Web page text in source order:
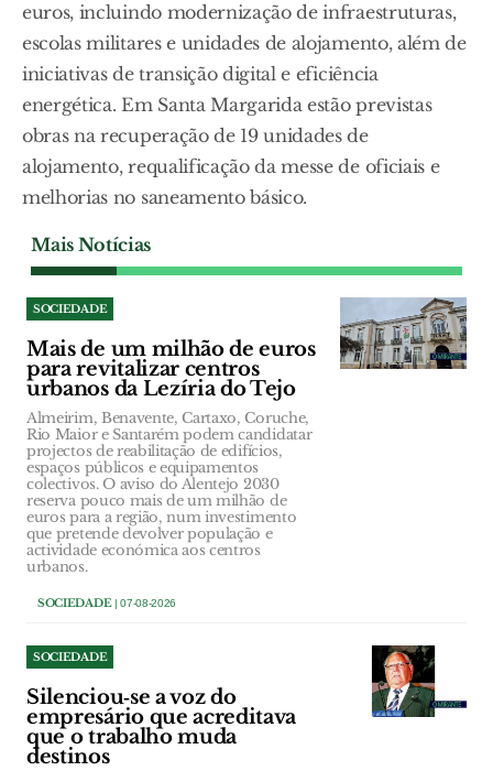
euros, incluindo modernização de infraestruturas,
escolas militares e unidades de alojamento, além de
iniciativas de transição digital e eficiência
energética. Em Santa Margarida estão previstas
obras na recuperação de 19 unidades de
alojamento, requalificação da messe de oficiais e
melhorias no saneamento básico.
Mais Notícias
SOCIEDADE
Mais de um milhão de euros
para revitalizar centros
urbanos da Lezíria do Tejo
Almeirim, Benavente, Cartaxo, Coruche,
Rio Maior e Santarém podem candidatar
projectos de reabilitação de edifícios,
espaços públicos e equipamentos
colectivos. O aviso do Alentejo 2030
reserva pouco mais de um milhão de
euros para a região, num investimento
que pretende devolver população e
actividade económica aos centros
urbanos.
SOCIEDADE| 07-08-2026
SOCIEDADE
Silenciou‑se a voz do
empresário que acreditava
que o trabalho muda
destinos